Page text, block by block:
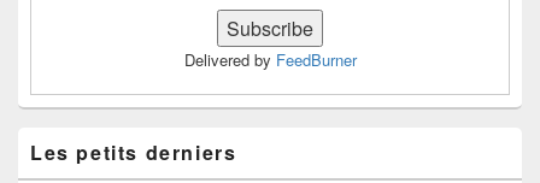
Delivered by FeedBurner
Les petits derniers